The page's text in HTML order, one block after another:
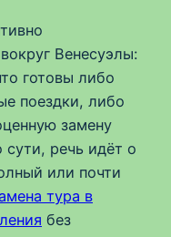
Венесуэлы:
готовы либо
поездки, либо
замену
сути, речь идёт о
или почти
тура в
без